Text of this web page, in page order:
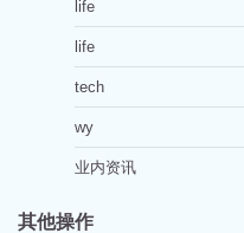
life
life
tech
wy
业内资讯
其他操作